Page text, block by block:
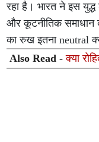
रहा है। भारत ने इस
और कूटनीतिक समाधान
का रुख इतना neutral
Also Read -क्या
कप संभव है?